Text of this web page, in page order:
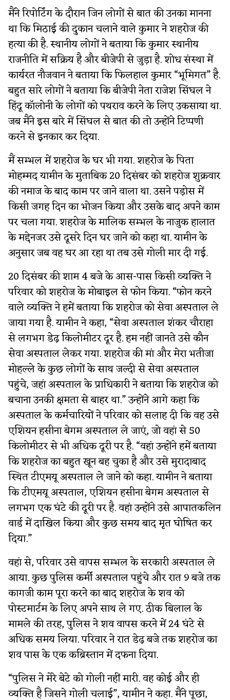
मैंने रिपोर्टिंग के दौरान जिन लोगों से बात की उनका मानना
था कि मिठाई की दुकान चलाने वाले कुमार ने शहरोज की
हत्या की है. स्थानीय लोगों ने बताया कि कुमार स्थानीय
राजनीति में सक्रिय है और बीजेपी से जुड़ा है. शोध संस्था में
कार्यरत नौजवान ने बताया कि फिलहाल कुमार “भूमिगत” है.
बहुत सारे लोगों ने बताया कि बीजेपी नेता राजेश सिंघल ने
हिंदू कॉलोनी के लोगों को पथराव करने के लिए उकसाया था.
जब मैंने इस बारे में सिंघल से बात की तो उन्होंने टिप्पणी
करने से इनकार कर दिया.
मैं सम्भल में शहरोज के घर भी गया. शहरोज के पिता
मोहम्मद यामीन के मुताबिक 20 दिसंबर को शहरोज शुक्रवार
की नमाज के बाद काम पर जाने वाला था. उसने पड़ोस में
किसी जगह दिन का भोजन किया और उसके बाद अपने काम
पर चला गया. शहरोज के मालिक सम्भल के नाजुक हालात
के मद्देनजर उसे दूसरे दिन घर जाने को कहा था. यामीन के
अनुसार जब वह घर आ रहा था तब उसे गोली मार दी गई.
20 दिसंबर की शाम 4 बजे के आस-पास किसी व्यक्ति ने
परिवार को शहरोज के मोबाइल से फोन किया. “फोन करने
वाले व्यक्ति ने हमें बताया कि शहरोज को सेवा अस्पताल ले
जाया गया है. यामीन ने कहा, “सेवा अस्पताल शंकर चौराहा
से लगभग डेढ़ किलोमीटर दूर है. हम नहीं जानते उसे कौन
सेवा अस्पताल लेकर गया. शहरोज की मां और मेरा भतीजा
मोहल्ले के कुछ लोगों के साथ जल्दी से सेवा अस्पताल
पहुंचे, जहां अस्पताल के प्राधिकारी ने बताया कि शहरोज को
बचाना उनकी क्षमता से बाहर था.” उन्होंने आगे कहा कि
अस्पताल के कर्मचारियों ने परिवार को सलाह दी कि वह उसे
एशियन हसीना बेगम अस्पताल ले जाएं, जो वहां से 50
किलोमीटर से भी अधिक दूरी पर है. “वहां उन्होंने हमें बताया
कि शहरोज का बहुत खून बह चुका है और उसे मुरादाबाद
स्थित टीएमयू अस्पताल ले जाने को कहा. यामीन ने बताया
कि टीएमयू अस्पताल, एशियन हसीना बेगम अस्पताल से
लगभग एक घंटे की दूरी पर है. वहां उन्होंने उसे आपातकलिन
वार्ड में दाखिल किया और कुछ समय बाद मृत घोषित कर
दिया.”
वहां से, परिवार उसे वापस सम्भल के सरकारी अस्पताल ले
आया. कुछ पुलिस कर्मी अस्पताल पहुंचे और रात 9 बजे तक
कागजी काम पूरा करने का बाद शहरोज के शव को
पोस्टमार्टम के लिए अपने साथ ले गए. ठीक बिलाल के
मामले की तरह, पुलिस ने शव वापस करने में 24 घंटे से
अधिक समय लिया. परिवार ने रात डेढ़ बजे तक शहरोज का
शव पास के एक कब्रिस्तान में दफना दिया.
“पुलिस ने मेरे बेटे को गोली नहीं मारी. वह कोई और ही
व्यक्ति है जिसने गोली चलाई”, यामीन ने कहा. मैंने पूछा,